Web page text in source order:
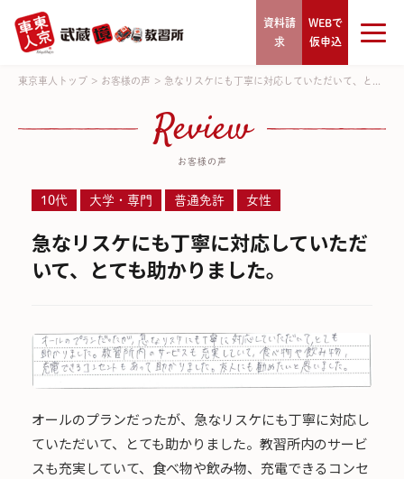
資料請
求
WEBで
仮申込
東京車人トップ > お客様の声 > 急なリスケにも丁寧に対応していただいて、と...
Review
お客様の声
10代 大学・専門 普通免許 女性
急なリスケにも丁寧に対応していただ
いて、とても助かりました。
オールのプランだったが、急なリスケにも丁寧に対応し
ていただいて、とても助かりました。教習所内のサービ
スも充実していて、食べ物や飲み物、充電できるコンセ